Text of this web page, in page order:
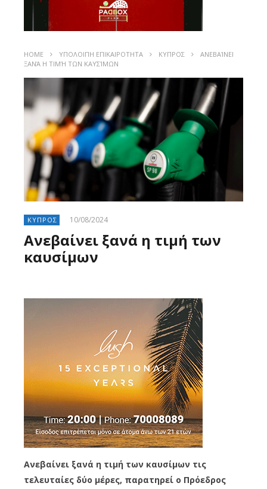
HOME ΥΠΟΛΟΙΠΗ ΕΠΙΚΑΙΡΟΤΗΤΑ ΚΥΠΡΟΣ
ΑΝΕΒΑΊΝΕΙ
ΞΑΝΆ Η ΤΙΜΉ ΤΩΝ ΚΑΥΣΊΜΩΝ
ΚΥΠΡΟΣ 10/08/2024
Ανεβαίνει ξανά η τιμή των
καυσίμων
Ανεβαίνει ξανά η τιμή των καυσίμων τις
τελευταίες δύο μέρες, παρατηρεί ο Πρόεδρος